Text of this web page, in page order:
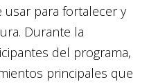
para fortalecer y
Durante la
del programa,
principales que